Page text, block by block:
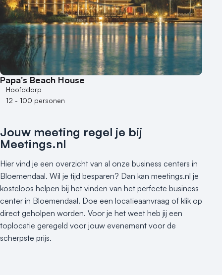
Papa's Beach House
Hoofddorp
12 - 100 personen
Jouw meeting regel je bij
Meetings.nl
Hier vind je een overzicht van al onze business centers in
Bloemendaal. Wil je tijd besparen? Dan kan meetings.nl je
kosteloos helpen bij het vinden van het perfecte business
center in Bloemendaal. Doe een locatieaanvraag of klik op
direct geholpen worden. Voor je het weet heb jij een
toplocatie geregeld voor jouw evenement voor de
scherpste prijs.